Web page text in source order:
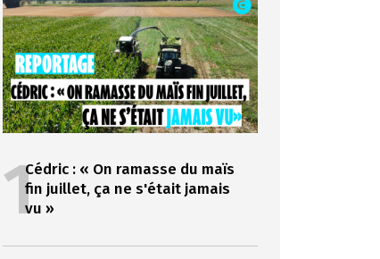
1Cédric : « On ramasse du maïs
fin juillet, ça ne s'était jamais
vu »